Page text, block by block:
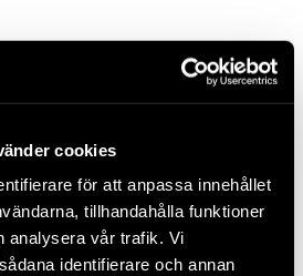
cookies
för att anpassa innehållet
tillhandahålla funktioner
analysera vår trafik. Vi
identifierare och annan
är ett hörspel för två
en skola som håller på att rivas